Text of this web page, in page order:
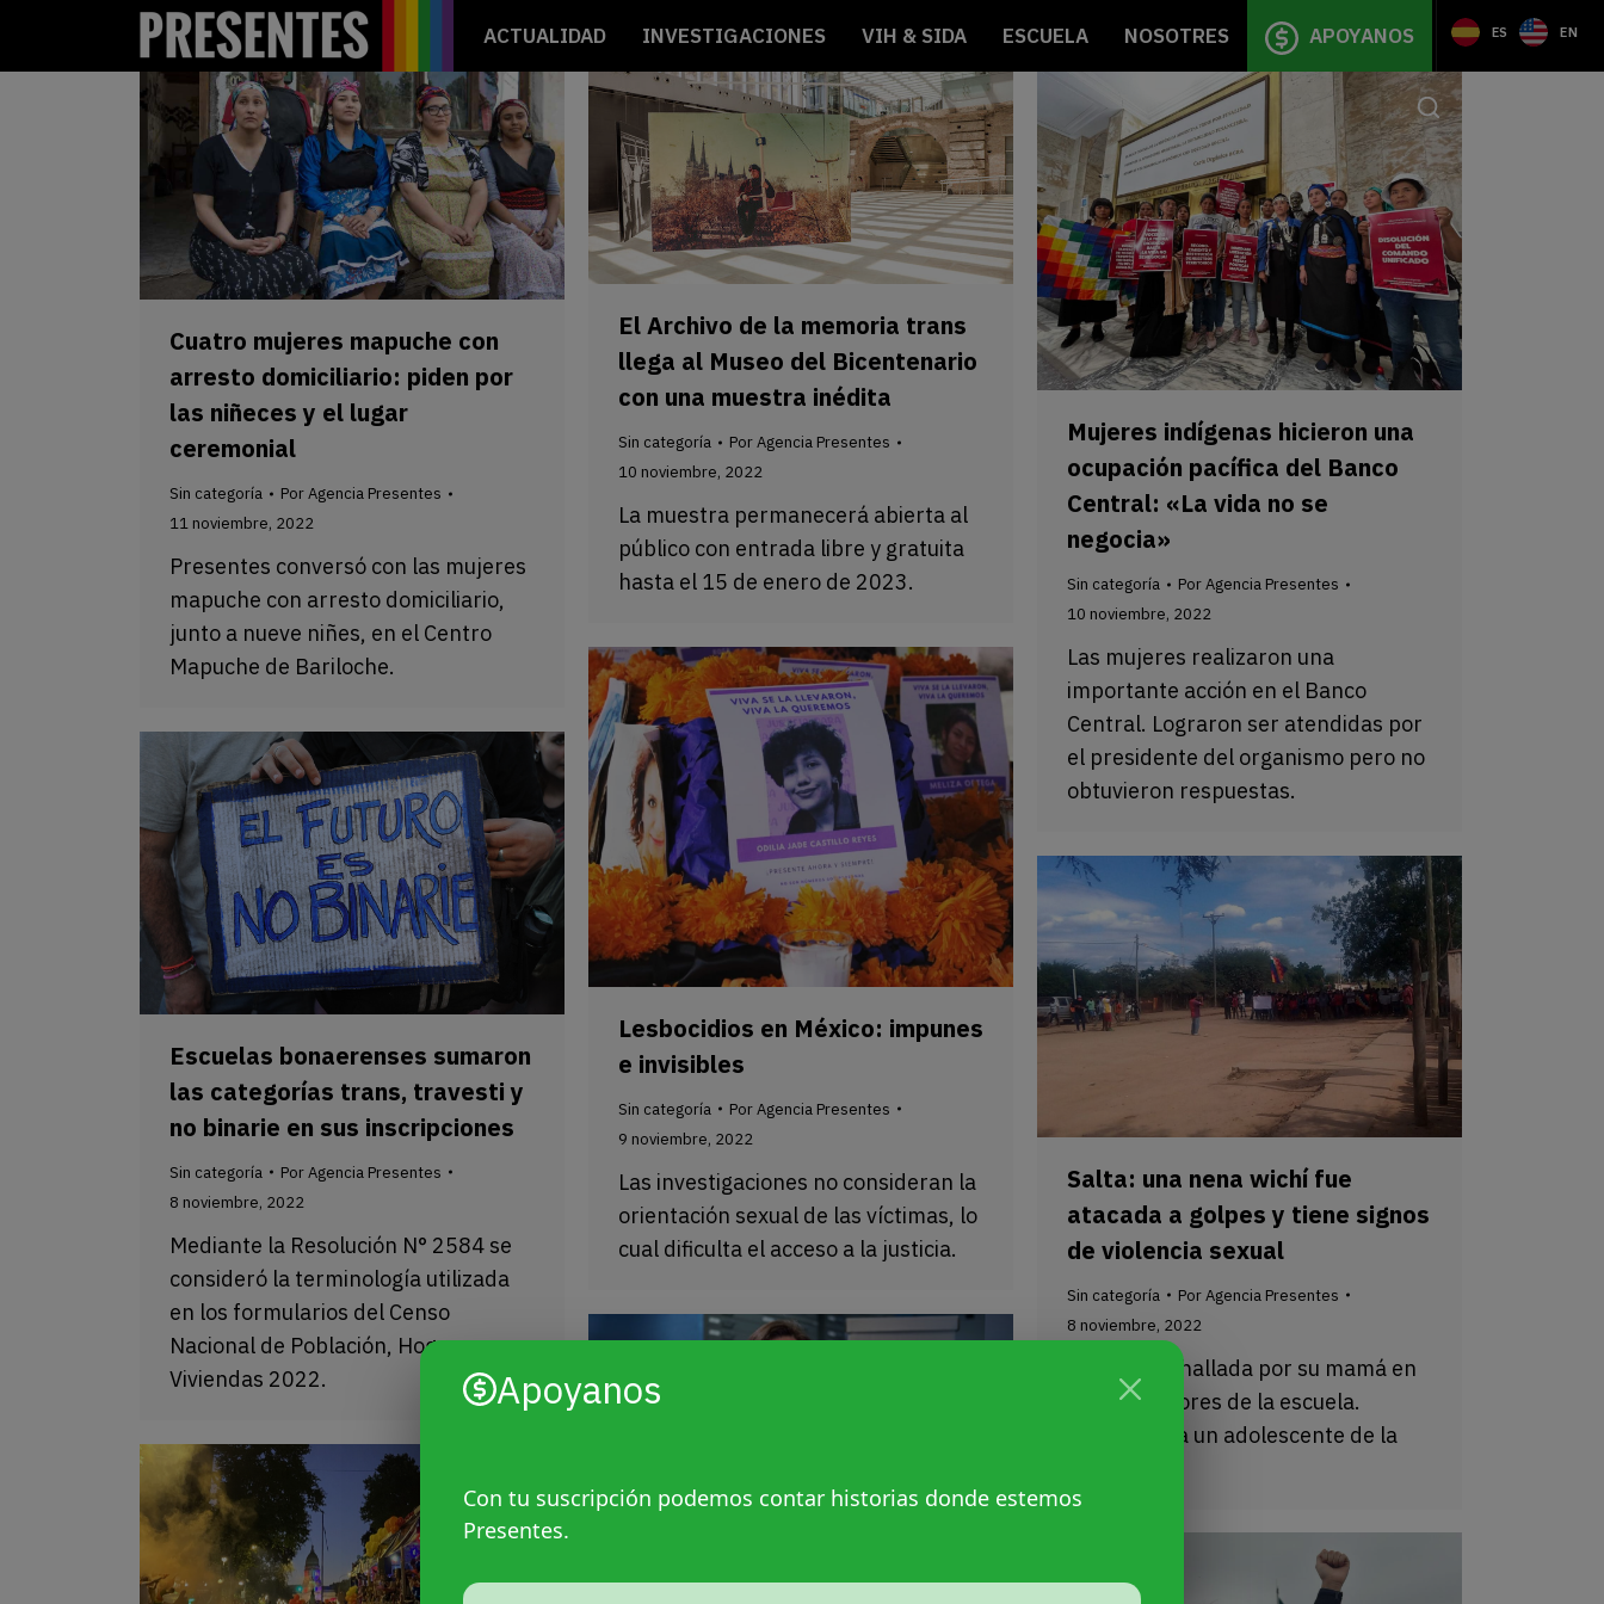
ACTUALIDAD INVESTIGACIONES VIH & SIDA ESCUELA NOSOTRES APOYANOS ES EN
Apoyanos
Con tu suscripción podemos contar historias donde estemos
Presentes.
Cuatro mujeres mapuche con
arresto domiciliario: piden por
las niñeces y el lugar
ceremonial
Sin categoría PorAgencia Presentes
11 noviembre, 2022
Presentes conversó con las mujeres
mapuche con arresto domiciliario,
junto a nueve niñes, en el Centro
Mapuche de Bariloche.
El Archivo de la memoria trans
llega al Museo del Bicentenario
con una muestra inédita
Sin categoría PorAgencia Presentes
10 noviembre, 2022
La muestra permanecerá abierta al
público con entrada libre y gratuita
hasta el 15 de enero de 2023.
Mujeres indígenas hicieron una
ocupación pacífica del Banco
Central: «La vida no se
negocia»
Sin categoría PorAgencia Presentes
10 noviembre, 2022
Las mujeres realizaron una
importante acción en el Banco
Central. Lograron ser atendidas por
el presidente del organismo pero no
obtuvieron respuestas.
Lesbocidios en México: impunes
e invisibles
Sin categoría PorAgencia Presentes
9 noviembre, 2022
Las investigaciones no consideran la
orientación sexual de las víctimas, lo
cual dificulta el acceso a la justicia.
Escuelas bonaerenses sumaron
las categorías trans, travesti y
no binarie en sus inscripciones
Sin categoría PorAgencia Presentes
8 noviembre, 2022
Mediante la Resolución N° 2584 se
consideró la terminología utilizada
en los formularios del Censo
Nacional de Población, Hogares y
Viviendas 2022.
Salta: una nena wichí fue
atacada a golpes y tiene signos
de violencia sexual
Sin categoría PorAgencia Presentes
8 noviembre, 2022
La niña fue hallada por su mamá en
los alrededores de la escuela.
Investigan a un adolescente de la